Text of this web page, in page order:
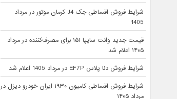
شرایط فروش اقساطی جک J4 کرمان موتور در مرداد
1405
قیمت جدید وانت سایپا ۱۵۱ برای مصرف‌کننده در مرداد
۱۴۰۵ اعلام شد
شرایط فروش دنا پلاس EF7P در مرداد 1405 اعلام شد
شرایط فروش اقساطی کامیون ۱۹۳۰ ایران خودرو دیزل در
مرداد ۱۴۰۵